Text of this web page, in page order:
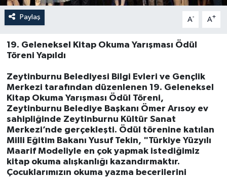
Paylaş A- A+
19. Geleneksel Kitap Okuma Yarışması Ödül
Töreni Yapıldı
Zeytinburnu Belediyesi Bilgi Evleri ve Gençlik
Merkezi tarafından düzenlenen 19. Geleneksel
Kitap Okuma Yarışması Ödül Töreni,
Zeytinburnu Belediye Başkanı Ömer Arısoy ev
sahipliğinde Zeytinburnu Kültür Sanat
Merkezi’nde gerçekleşti. Ödül törenine katılan
Milli Eğitim Bakanı Yusuf Tekin, "Türkiye Yüzyılı
Maarif Modeliyle en çok yapmak istediğimiz
kitap okuma alışkanlığı kazandırmaktır.
Çocuklarımızın okuma yazma becerilerini